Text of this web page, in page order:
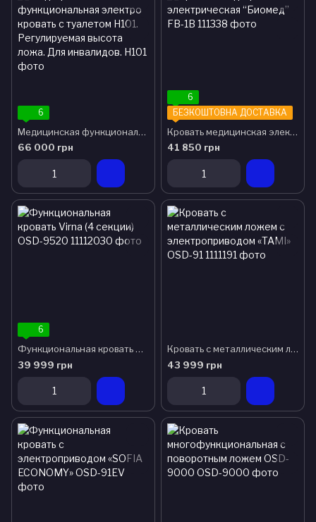
6
Медицинская функциональная электро кровать с туалетом H101. Регулируемая высота ложа. Для инвалидов.
66 000 грн
6
БЕЗКОШТОВНА ДОСТАВКА
Кровать медицинская электрическая “Биомед” FB-1B
41 850 грн
6
Функциональная кровать Virna (4 секции) OSD-9520
39 999 грн
Кровать с металлическим ложем с электроприводом «TAMI» OSD-91
43 999 грн